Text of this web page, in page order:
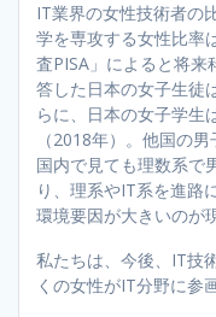
IT業界の女性技術者の
学を専攻する女性比率
査PISA」によると将
答した日本の女子生徒
らに、日本の女子学生
（2018年）。他国の
国内で見ても理数系で
り、理系やIT系を進路
環境要因が大きいのが
私たちは、今後、IT技
くの女性がIT分野に参